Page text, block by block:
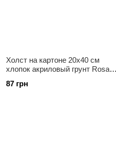
Холст на картоне 20x40 см
хлопок акриловый грунт Rosa
87 грн